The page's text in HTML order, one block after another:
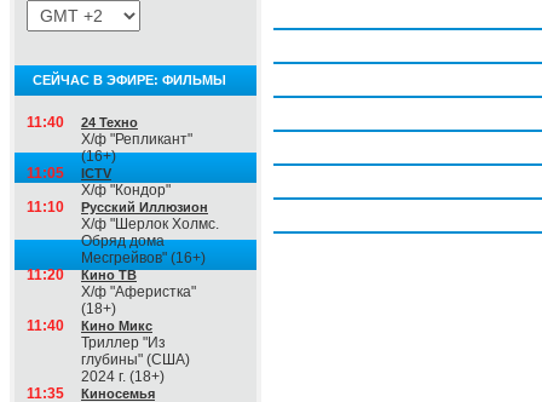
СЕЙЧАС В ЭФИРЕ: ФИЛЬМЫ
11:40 24 Техно
Х/ф "Репликант"
(16+)
11:05
ICTV
Х/ф "Кондор"
11:10
Русский Иллюзион
Х/ф "Шерлок Холмс.
Обряд дома
Месгрейвов" (16+)
11:20
Кино ТВ
Х/ф "Аферистка"
(18+)
11:40
Кино Микс
Триллер "Из
глубины" (США)
2024 г. (18+)
11:35
Киносемья